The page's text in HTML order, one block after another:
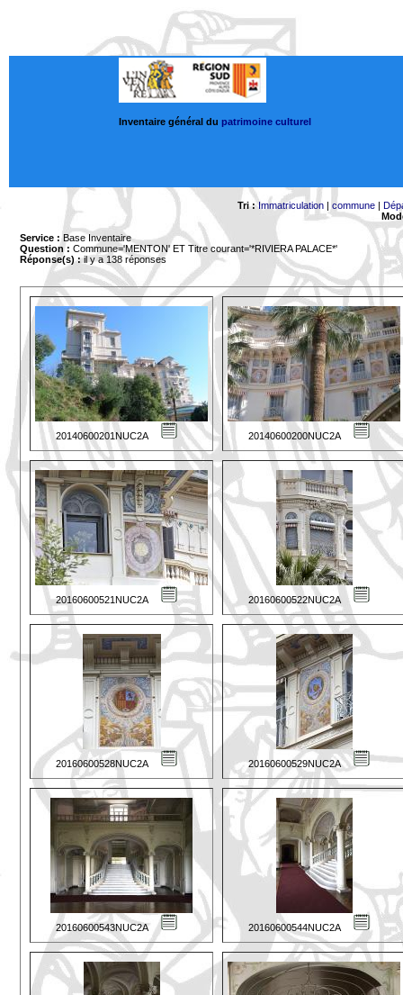
Inventaire général du patrimoine culturel
Tri : Immatriculation |commune |
Service : Base Inventaire
Question : Commune='MENTON' ET Titre courant='*RIVIERA PALACE*'
Réponse(s) :il y a 138 réponses
20140600201NUC2A 20140600200NUC2A
20160600521NUC2A 20160600522NUC2A
20160600528NUC2A 20160600529NUC2A
20160600543NUC2A 20160600544NUC2A